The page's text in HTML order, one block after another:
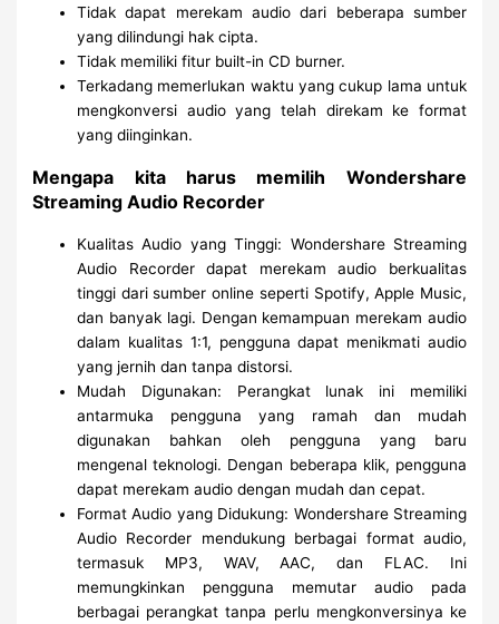
Tidak dapat merekam audio dari beberapa sumber
yang dilindungi hak cipta.
Tidak memiliki fitur built-in CD burner.
Terkadang memerlukan waktu yang cukup lama untuk
mengkonversi audio yang telah direkam ke format
yang diinginkan.
Mengapa kita harus memilih Wondershare
Streaming Audio Recorder
Kualitas Audio yang Tinggi: Wondershare Streaming
Audio Recorder dapat merekam audio berkualitas
tinggi dari sumber online seperti Spotify, Apple Music,
dan banyak lagi. Dengan kemampuan merekam audio
dalam kualitas 1:1, pengguna dapat menikmati audio
yang jernih dan tanpa distorsi.
Mudah Digunakan: Perangkat lunak ini memiliki
antarmuka pengguna yang ramah dan mudah
digunakan bahkan oleh pengguna yang baru
mengenal teknologi. Dengan beberapa klik, pengguna
dapat merekam audio dengan mudah dan cepat.
Format Audio yang Didukung: Wondershare Streaming
Audio Recorder mendukung berbagai format audio,
termasuk MP3, WAV, AAC, dan FLAC. Ini
memungkinkan pengguna memutar audio pada
berbagai perangkat tanpa perlu mengkonversinya ke